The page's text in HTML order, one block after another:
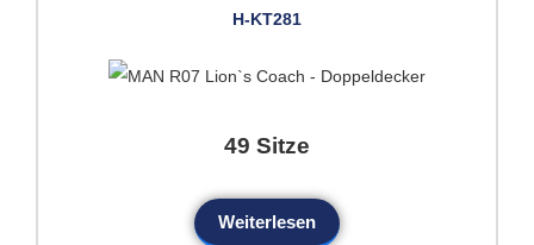
H-KT281
49 Sitze
Weiterlesen